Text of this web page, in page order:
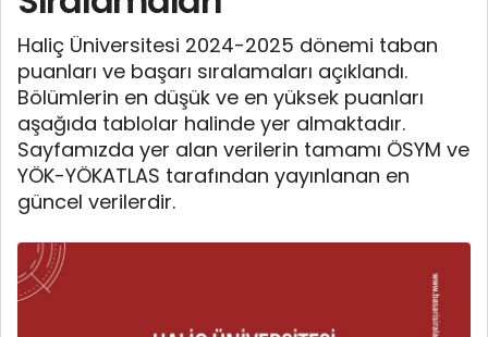
Haliç Üniversitesi 2024-2025 dönemi taban
puanları ve başarı sıralamaları açıklandı.
Bölümlerin en düşük ve en yüksek puanları
aşağıda tablolar halinde yer almaktadır.
Sayfamızda yer alan verilerin tamamı ÖSYM ve
YÖK-YÖKATLAS tarafından yayınlanan en
güncel verilerdir.